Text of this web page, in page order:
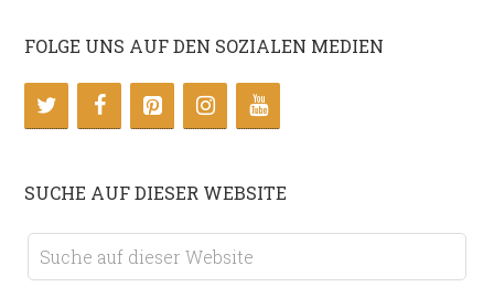
FOLGE UNS AUF DEN SOZIALEN MEDIEN
SUCHE AUF DIESER WEBSITE